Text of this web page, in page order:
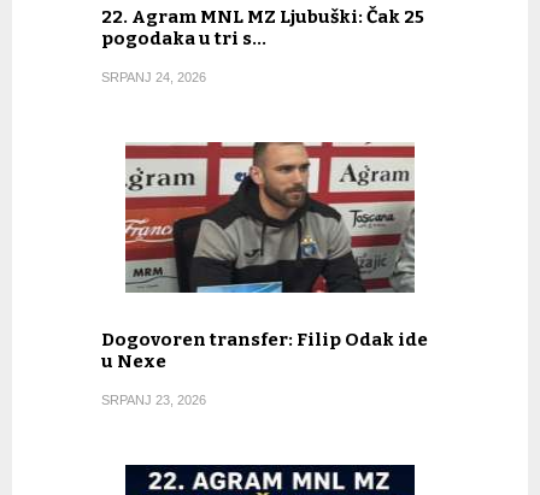
22. Agram MNL MZ Ljubuški: Čak 25
pogodaka u tri s…
SRPANJ 24, 2026
Dogovoren transfer: Filip Odak ide
u Nexe
SRPANJ 23, 2026